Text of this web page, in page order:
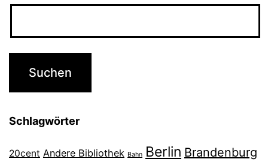
Schlagwörter
20cent Andere Bibliothek Bahn Berlin Brandenburg